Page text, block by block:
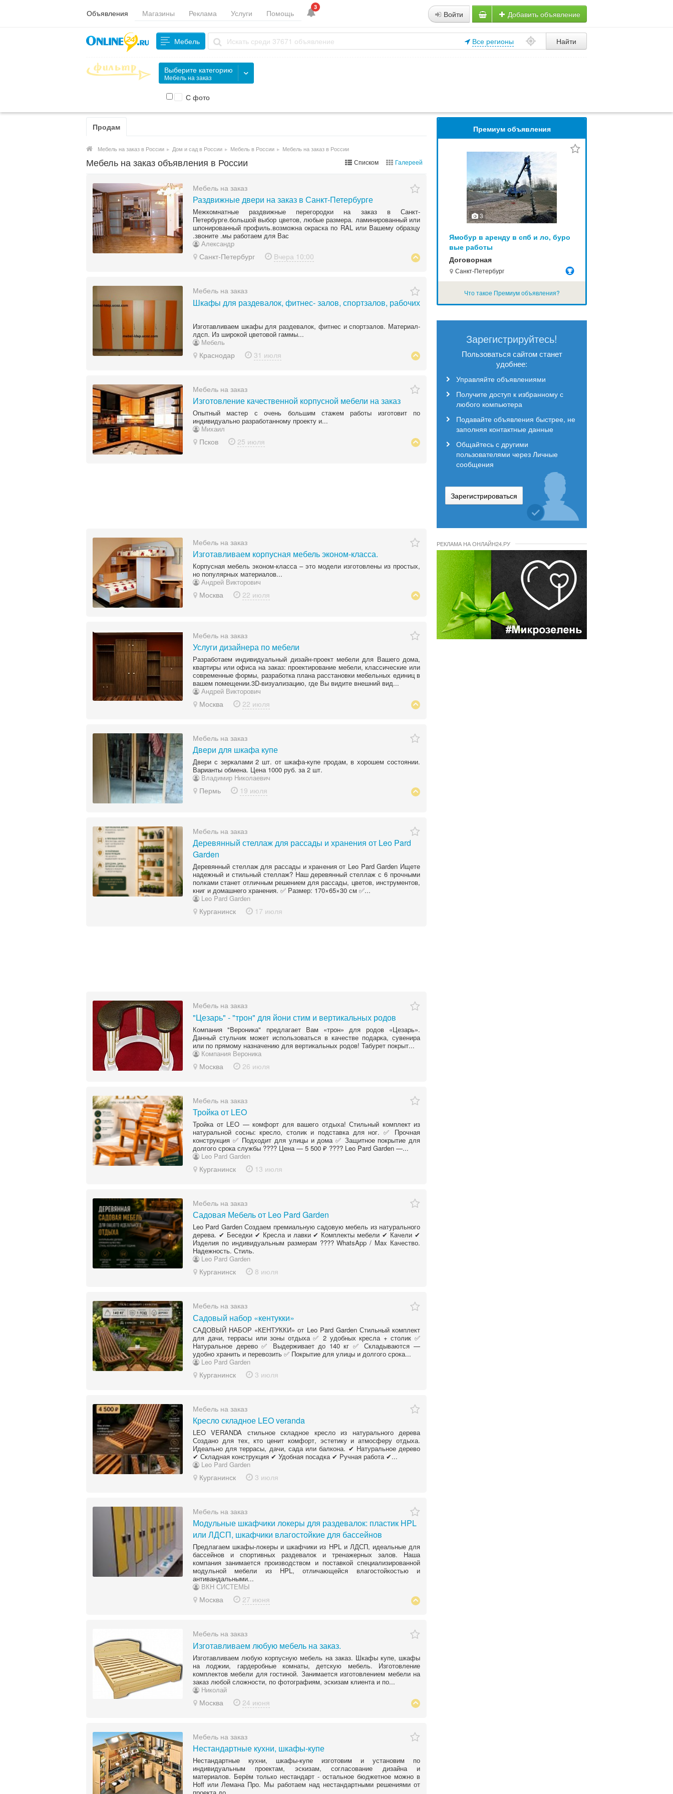
Объявления Магазины Реклама Услуги Помощь
3
Войти Добавить объявление
Мебель Все регионы Найти
Выберите категорию
Мебель на заказ
С фото
Продам
Мебель на заказ в России ▸ Дом и сад в России ▸ Мебель в России ▸ Мебель на заказ в России
Мебель на заказ объявления в России Списком Галереей
Мебель на заказ
Раздвижные двери на заказ в Санкт-Петербурге
Межкомнатные раздвижные перегородки на заказ в Санкт-
Петербурге.большой выбор цветов, любые размера. ламинированный или
шпонированный профиль.возможна окраска по RAL или Вашему образцу
.звоните .мы работаем для Вас
Александр
Санкт-Петербург Вчера 10:00
Мебель на заказ
Шкафы для раздевалок, фитнес- залов, спортзалов, рабочих
Изготавливаем шкафы для раздевалок, фитнес и спортзалов. Материал-
лдсп. Из широкой цветовой гаммы...
Мебель
Краснодар 31 июля
Мебель на заказ
Изготовление качественной корпусной мебели на заказ
Опытный мастер с очень большим стажем работы изготовит по
индивидуально разработанному проекту и...
Михаил
Псков 25 июля
Мебель на заказ
Изготавливаем корпусная мебель эконом-класса.
Корпусная мебель эконом-класса – это модели изготовлены из простых,
но популярных материалов...
Андрей Викторович
Москва 22 июля
Мебель на заказ
Услуги дизайнера по мебели
Разработаем индивидуальный дизайн-проект мебели для Вашего дома,
квартиры или офиса на заказ: проектирование мебели, классические или
современные формы, разработка плана расстановки мебельных единиц в
вашем помещении.3D-визуализацию, где Вы видите внешний вид...
Андрей Викторович
Москва 22 июля
Мебель на заказ
Двери для шкафа купе
Двери с зеркалами 2 шт. от шкафа-купе продам, в хорошем состоянии.
Варианты обмена. Цена 1000 руб. за 2 шт.
Владимир Николаевич
Пермь 19 июля
Мебель на заказ
Деревянный стеллаж для рассады и хранения от Leo Pard
Garden
Деревянный стеллаж для рассады и хранения от Leo Pard Garden Ищете
надежный и стильный стеллаж? Наш деревянный стеллаж с 6 прочными
полками станет отличным решением для рассады, цветов, инструментов,
книг и домашнего хранения. ✅ Размер: 170×65×30 см ✅...
Leo Pard Garden
Курганинск 17 июля
Мебель на заказ
"Цезарь" - "трон" для йони стим и вертикальных родов
Компания "Вероника" предлагает Вам «трон» для родов «Цезарь».
Данный стульчик может использоваться в качестве подарка, сувенира
или по прямому назначению для вертикальных родов! Табурет покрыт...
Компания Вероника
Москва 26 июля
Мебель на заказ
Тройка от LEO
Тройка от LEO — комфорт для вашего отдыха! Стильный комплект из
натуральной сосны: кресло, столик и подставка для ног. ✅ Прочная
конструкция ✅ Подходит для улицы и дома ✅ Защитное покрытие для
долгого срока службы ???? Цена — 5 500 ₽ ???? Leo Pard Garden —...
Leo Pard Garden
Курганинск 13 июля
Мебель на заказ
Садовая Мебель от Leo Pard Garden
Leo Pard Garden Создаем премиальную садовую мебель из натурального
дерева. ✔ Беседки ✔ Кресла и лавки ✔ Комплекты мебели ✔ Качели ✔
Изделия по индивидуальным размерам ???? WhatsApp / Max Качество.
Надежность. Стиль.
Leo Pard Garden
Курганинск 8 июля
Мебель на заказ
Садовый набор «кентукки»
САДОВЫЙ НАБОР «КЕНТУККИ» от Leo Pard Garden Стильный комплект
для дачи, террасы или зоны отдыха ✅ 2 удобных кресла + столик ✅
Натуральное дерево ✅ Выдерживает до 140 кг ✅ Складываются —
удобно хранить и перевозить ✅ Покрытие для улицы и долгого срока...
Leo Pard Garden
Курганинск 3 июля
Мебель на заказ
Кресло складное LEO veranda
LEO VERANDA стильное складное кресло из натурального дерева
Создано для тех, кто ценит комфорт, эстетику и атмосферу отдыха.
Идеально для террасы, дачи, сада или балкона. ✔ Натуральное дерево
✔ Складная конструкция ✔ Удобная посадка ✔ Ручная работа ✔...
Leo Pard Garden
Курганинск 3 июля
Мебель на заказ
Модульные шкафчики локеры для раздевалок: пластик HPL
или ЛДСП, шкафчики влагостойкие для бассейнов
Предлагаем шкафы-локеры и шкафчики из HPL и ЛДСП, идеальные для
бассейнов и спортивных раздевалок и тренажерных залов. Наша
компания занимается производством и поставкой специализированной
модульной мебели из HPL, отличающейся влагостойкостью и
антивандальными...
ВКН СИСТЕМЫ
Москва 27 июня
Мебель на заказ
Изготавливаем любую мебель на заказ.
Изготавливаем любую корпусную мебель на заказ. Шкафы купе, шкафы
на лоджии, гардеробные комнаты, детскую мебель. Изготовление
комплектов мебели для гостиной. Занимается изготовлением мебели на
заказ любой сложности, по фотографиям, эскизам клиента и по...
Николай
Москва 24 июня
Мебель на заказ
Нестандартные кухни, шкафы-купе
Нестандартные кухни, шкафы-купе изготовим и установим по
индивидуальным проектам, эскизам, согласование дизайна и
материалов. Берём только нестандарт - остальное бюджетное можно в
Hoff или Лемана Про. Мы работаем над нестандартными решениями от
Премиум объявления
3
Ямобур в аренду в спб и ло, буро
вые работы
Договорная
Санкт-Петербург
Что такое Премиум объявления?
Зарегистрируйтесь!
Пользоваться сайтом станет
удобнее:
Управляйте объявлениями
Получите доступ к избранному с
любого компьютера
Подавайте объявления быстрее, не
заполняя контактные данные
Общайтесь с другими
пользователями через Личные
сообщения
Зарегистрироваться
РЕКЛАМА НА ОНЛАЙН24.РУ